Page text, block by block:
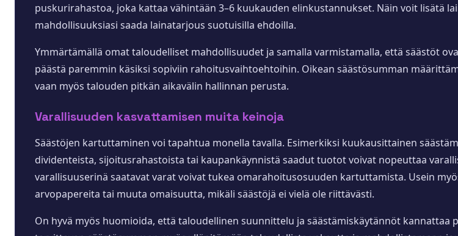
puskurirahastoa, joka kattaa vähintään 3–6 kuukauden elinkustannukset. Näin voit lisätä
mahdollisuuksiasi saada lainatarjous suotuisilla ehdoilla.
Ymmärtämällä omat taloudelliset mahdollisuudet ja samalla varmistamalla, että säästöt
päästä paremmin käsiksi sopiviin rahoitusvaihtoehtoihin. Oikean säästösumman
vaan myös talouden pitkän aikavälin hallinnan perusta.
Varallisuuden kasvattamisen muita keinoja
Säästöjen kartuttaminen voi tapahtua monella tavalla. Esimerkiksi kuukausittainen
dividenteista, sijoitusrahastoista tai kaupankäynnistä saadut tuotot voivat nopeuttaa
varallisuuserinä saatavat varat voivat tukea omarahoitusosuuden kartuttamista. Usein
arvopapereita tai muuta omaisuutta, mikäli säästöjä ei vielä ole riittävästi.
On hyvä myös huomioida, että taloudellinen suunnittelu ja säästämiskäytännöt kannattaa